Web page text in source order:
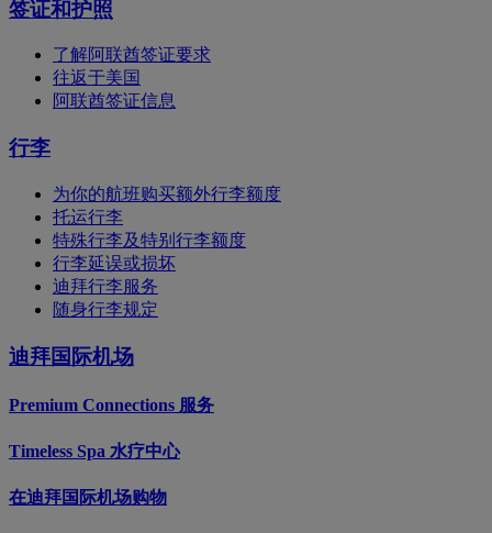
签证和护照
了解阿联酋签证要求
往返于美国
阿联酋签证信息
行李
为你的航班购买额外行李额度
托运行李
特殊行李及特别行李额度
行李延误或损坏
迪拜行李服务
随身行李规定
迪拜国际机场
Premium Connections 服务
Timeless Spa 水疗中心
在迪拜国际机场购物